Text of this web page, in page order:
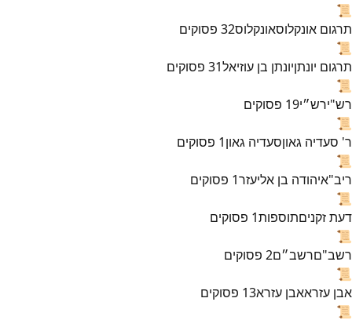
📜
תרגום אונקלוסאונקלוס32 פסוקים
📜
תרגום יונתןיונתן בן עוזיאל31 פסוקים
📜
רש"ירש״י19 פסוקים
📜
ר' סעדיה גאוןסעדיה גאון1 פסוקים
📜
ריב"איהודה בן אליעזר1 פסוקים
📜
דעת זקניםתוספות1 פסוקים
📜
רשב"םרשב״ם2 פסוקים
📜
אבן עזראאבן עזרא13 פסוקים
📜